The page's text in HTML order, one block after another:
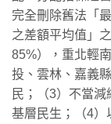
完全刪除舊法「
之差額平均值」
85%），重北輕
投、雲林、嘉義
民；（3）不當減
基層民生；（4）